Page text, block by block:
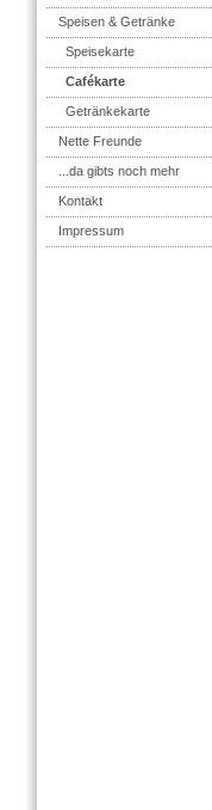
Speisen & Getränke
Speisekarte
Cafékarte
Getränkekarte
Nette Freunde
...da gibts noch mehr
Kontakt
Impressum